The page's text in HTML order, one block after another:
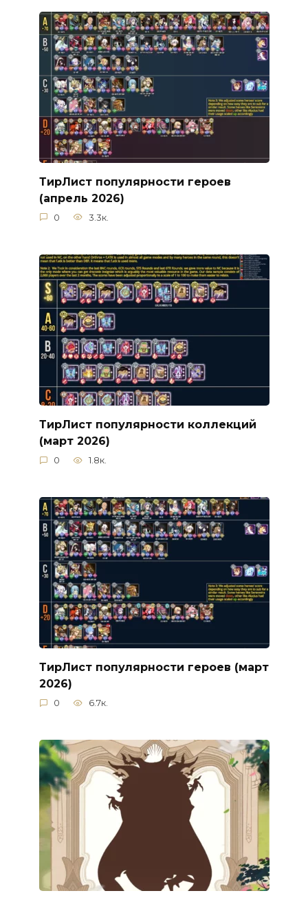
ТирЛист популярности героев
(апрель 2026)
0 3.3к.
ТирЛист популярности коллекций
(март 2026)
0 1.8к.
ТирЛист популярности героев (март
2026)
0 6.7к.